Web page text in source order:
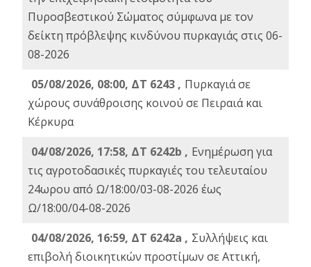
Πυροσβεστικού Σώματος σύμφωνα με τον
δείκτη πρόβλεψης κινδύνου πυρκαγιάς στις 06-
08-2026
05/08/2026, 08:00, ΔΤ 6243 , Πυρκαγιά σε
χώρους συνάθροισης κοινού σε Πειραιά και
Κέρκυρα
04/08/2026, 17:58, ΔΤ 6242b , Ενημέρωση για
τις αγροτοδασικές πυρκαγιές του τελευταίου
24ωρου από Ω/18:00/03-08-2026 έως
Ω/18:00/04-08-2026
04/08/2026, 16:59, ΔΤ 6242a , Συλλήψεις και
επιβολή διοικητικών προστίμων σε Αττική,